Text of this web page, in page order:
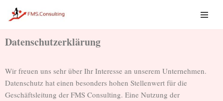
Inhalt
Datenschutzerklärung
Wir freuen uns sehr über Ihr Interesse an unserem Unternehmen.
Datenschutz hat einen besonders hohen Stellenwert für die
Geschäftsleitung der FMS Consulting. Eine Nutzung der